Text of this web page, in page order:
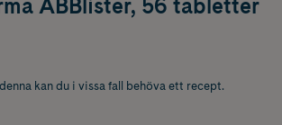
ABBlister, 56 tabletter
kan du i vissa fall behöva ett recept.